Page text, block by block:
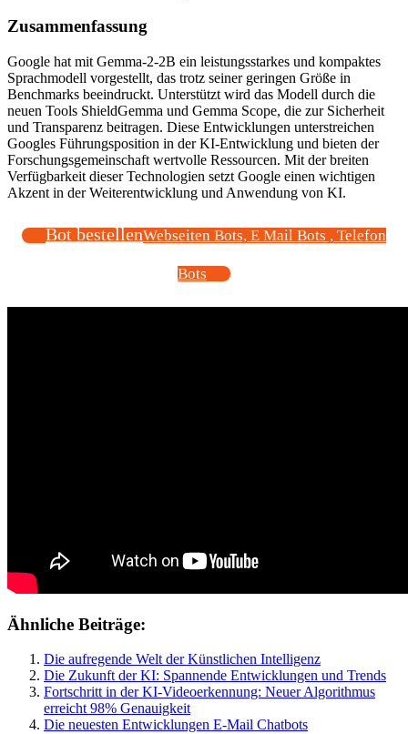
Zusammenfassung
Google hat mit Gemma-2-2B ein leistungsstarkes und kompaktes
Sprachmodell vorgestellt, das trotz seiner geringen Größe in
Benchmarks beeindruckt. Unterstützt wird das Modell durch die
neuen Tools ShieldGemma und Gemma Scope, die zur Sicherheit
und Transparenz beitragen. Diese Entwicklungen unterstreichen
Googles Führungsposition in der KI-Entwicklung und bieten der
Forschungsgemeinschaft wertvolle Ressourcen. Mit der breiten
Verfügbarkeit dieser Technologien setzt Google einen wichtigen
Akzent in der Weiterentwicklung und Anwendung von KI.
Bot bestellenWebseiten Bots, E Mail Bots , Telefon
Bots
Ähnliche Beiträge:
Die aufregende Welt der Künstlichen Intelligenz
Die Zukunft der KI: Spannende Entwicklungen und Trends
Fortschritt in der KI-Videoerkennung: Neuer Algorithmus
erreicht 98% Genauigkeit
Die neuesten Entwicklungen E-Mail Chatbots